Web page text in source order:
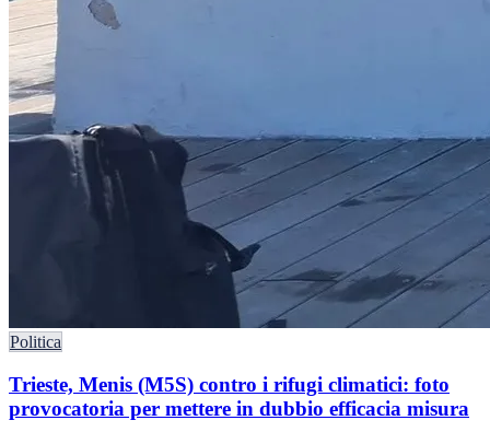
Politica
Trieste, Menis (M5S) contro i rifugi climatici: foto
provocatoria per mettere in dubbio efficacia misura